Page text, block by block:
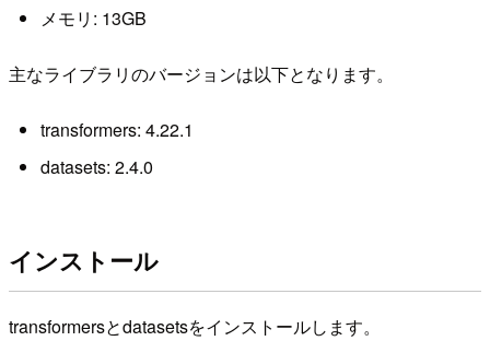
メモリ: 13GB
主なライブラリのバージョンは以下となります。
transformers: 4.22.1
datasets: 2.4.0
インストール
transformersとdatasetsをインストールします。